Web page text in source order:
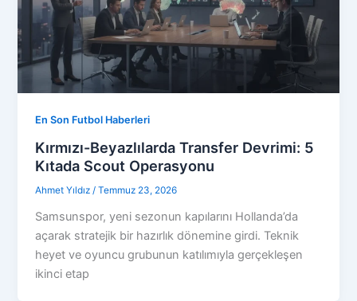
En Son Futbol Haberleri
Kırmızı-Beyazlılarda Transfer Devrimi: 5
Kıtada Scout Operasyonu
Ahmet Yıldız/Temmuz 23, 2026
Samsunspor, yeni sezonun kapılarını Hollanda’da
açarak stratejik bir hazırlık dönemine girdi. Teknik
heyet ve oyuncu grubunun katılımıyla gerçekleşen
ikinci etap